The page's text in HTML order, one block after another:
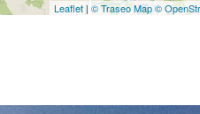
Leaflet|© Traseo Map©